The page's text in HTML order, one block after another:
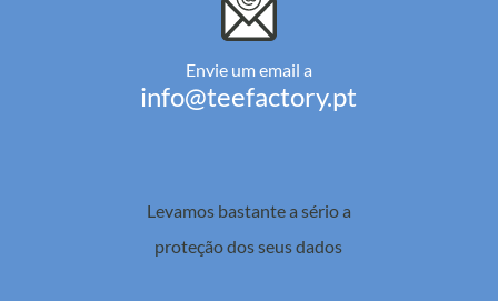
Envie um email a
info@teefactory.pt
Levamos bastante a sério a
proteção dos seus dados